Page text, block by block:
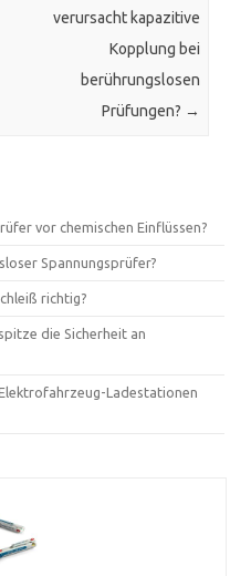
verursacht kapazitive
Kopplung bei
berührungslosen
Prüfungen? →
vor chemischen Einflüssen?
Spannungsprüfer?
richtig?
die Sicherheit an
Ladestationen